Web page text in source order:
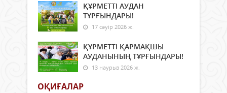
ҚҰРМЕТТІ АУДАН
ТҰРҒЫНДАРЫ!
17 сәуір 2026 ж.
ҚҰРМЕТТІ ҚАРМАҚШЫ
АУДАНЫНЫҢ ТҰРҒЫНДАРЫ!
13 наурыз 2026 ж.
ОҚИҒАЛАР